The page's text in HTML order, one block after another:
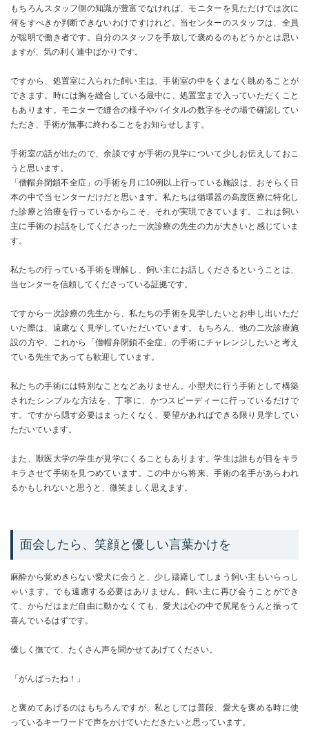
もちろんスタッフ側の知識が豊富でなければ、モニターを見ただけでは次に
何をすべきか判断できないわけですけれど。当センターのスタッフは、全員
が聡明で働き者です。自分のスタッフを手放しで褒めるのもどうかとは思い
ますが、気の利く連中ばかりです。
ですから、処置室に入られた飼い主は、手術室の中をくまなく眺めることが
できます。時には胸を縫合している最中に、処置室まで入っていただくこと
もあります。モニターで縫合の様子やバイタルの数字をその場で確認してい
ただき、手術が無事に終わることをお知らせします。
手術室の話が出たので、余談ですが手術の見学について少しお伝えしておこ
うと思います。
「僧帽弁閉鎖不全症」の手術を月に10例以上行っている施設は、おそらく日
本の中で当センターだけだと思います。私たちは循環器の高度医療に特化し
た診療と治療を行っているからこそ、それが実現できています。これは飼い
主に手術のお話をしてくださった一次診療の先生の力が大きいと感じていま
す。
私たちの行っている手術を理解し、飼い主にお話しくださるということは、
当センターを信頼してくださっている証拠です。
ですから一次診療の先生から、私たちの手術を見学したいとお申し出いただ
いた際は、遠慮なく見学していただいています。もちろん、他の二次診療施
設の方や、これから「僧帽弁閉鎖不全症」の手術にチャレンジしたいと考え
ている先生であっても歓迎しています。
私たちの手術には特別なことなどありません。小型犬に行う手術として構築
されたシンプルな方法を、丁寧に、かつスピーディーに行っているだけで
す。ですから隠す必要はまったくなく、要望があればできる限り見学してい
ただいています。
また、獣医大学の学生が見学にくることもあります。学生は誰もが目をキラ
キラさせて手術を見つめています。この中から将来、手術の名手があらわれ
るかもしれないと思うと、微笑ましく思えます。
面会したら、笑顔と優しい言葉かけを
麻酔から覚めきらない愛犬に会うと、少し躊躇してしまう飼い主もいらっし
ゃいます。でも遠慮する必要はありません。飼い主に再び会うことができ
て、からだはまだ自由に動かなくても、愛犬は心の中で尻尾をうんと振って
喜んでいるはずです。
優しく撫でて、たくさん声を聞かせてあげてください。
「がんばったね！」
と褒めてあげるのはもちろんですが、私としては普段、愛犬を褒める時に使
っているキーワードで声をかけていただきたいと思っています。